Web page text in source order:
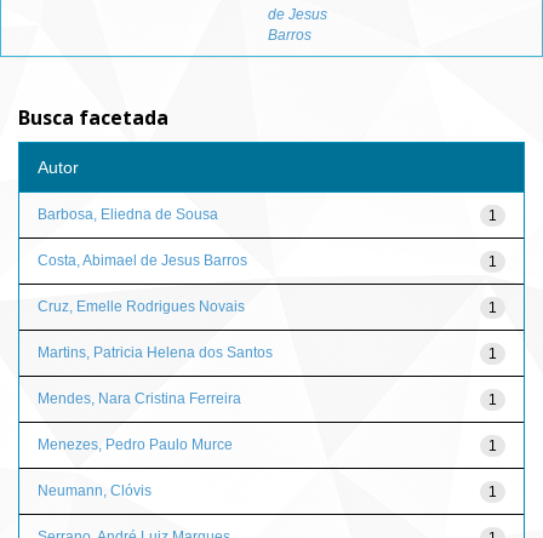
de Jesus
Barros
Busca facetada
Autor
1
Barbosa, Eliedna de Sousa
1
Costa, Abimael de Jesus Barros
1
Cruz, Emelle Rodrigues Novais
1
Martins, Patricia Helena dos Santos
1
Mendes, Nara Cristina Ferreira
1
Menezes, Pedro Paulo Murce
1
Neumann, Clóvis